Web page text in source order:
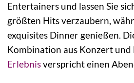
Entertainers und lassen Sie
größten Hits verzaubern,
exquisites Dinner genießen.
Kombination aus Konzert und
Erlebnisverspricht einen